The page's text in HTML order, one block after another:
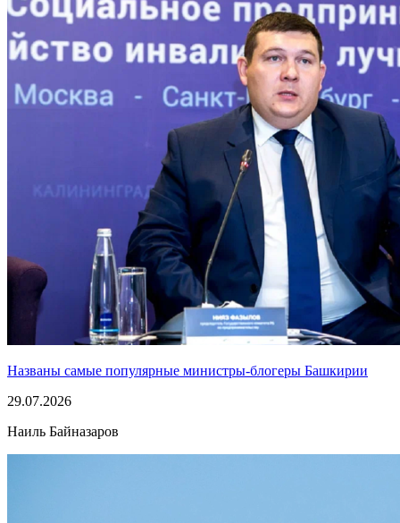
Названы самые популярные министры-блогеры Башкирии
29.07.2026
Наиль Байназаров